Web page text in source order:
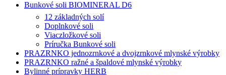
Bunkové soli BIOMINERAL D6
12 základných solí
Doplnkové soli
Viaczložkové soli
Príručka Bunkové soli
PRAZRNKO jednozrnkové a dvojzrnkové mlynské výrobky
PRAZRNKO ražné a špaldové mlynské výrobky
Bylinné prípravky HERB